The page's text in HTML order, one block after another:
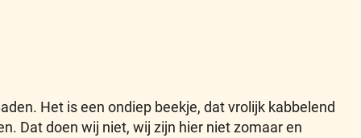
Het is een ondiep beekje, dat vrolijk kabbelend
Dat doen wij niet, wij zijn hier niet zomaar en